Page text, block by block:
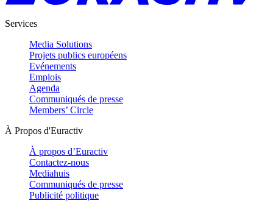
Services
Media Solutions
Projets publics européens
Evénements
Emplois
Agenda
Communiqués de presse
Members’ Circle
À Propos d'Euractiv
À propos d’Euractiv
Contactez-nous
Mediahuis
Communiqués de presse
Publicité politique